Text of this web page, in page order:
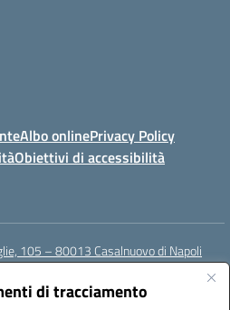
di tracciamento
Albo onlinePrivacy Policy
Obiettivi di accessibilità
105 – 80013 Casalnuovo di Napoli